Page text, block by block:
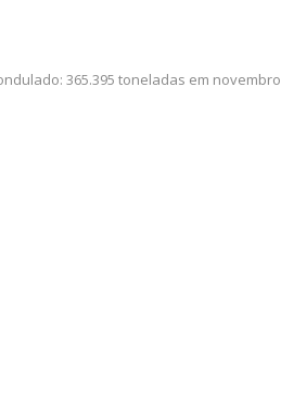
365.395 toneladas em novembro